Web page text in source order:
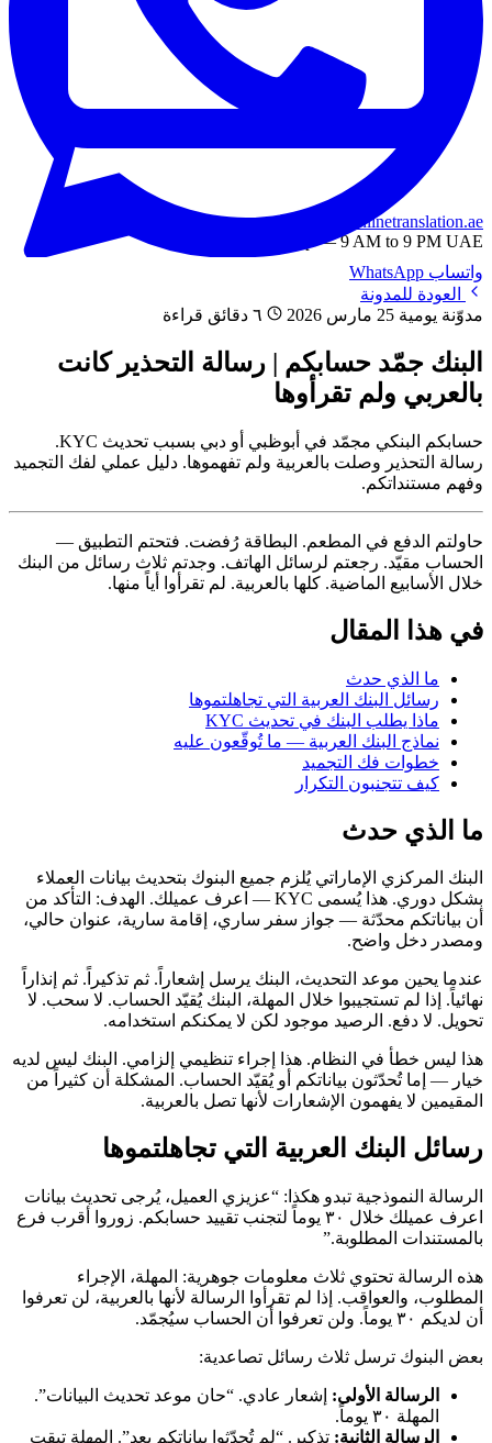
info@onlinetranslation.ae
WhatsApp — 9 AM to 9 PM UAE
واتساب WhatsApp
العودة للمدونة
مدوّنة يومية 25 مارس 2026
البنك جمّد حسابكم | رسالة التحذير كانت
بالعربي ولم تقرأوها
حسابكم البنكي مجمّد في أبوظبي أو دبي بسبب تحديث KYC.
رسالة التحذير وصلت بالعربية ولم تفهموها. دليل عملي لفك التجميد
وفهم مستنداتكم.
حاولتم الدفع في المطعم. البطاقة رُفضت. فتحتم التطبيق —
الحساب مقيّد. رجعتم لرسائل الهاتف. وجدتم ثلاث رسائل من البنك
خلال الأسابيع الماضية. كلها بالعربية. لم تقرأوا أياً منها.
في هذا المقال
ما الذي حدث
رسائل البنك العربية التي تجاهلتموها
ماذا يطلب البنك في تحديث KYC
نماذج البنك العربية — ما تُوقّعون عليه
خطوات فك التجميد
كيف تتجنبون التكرار
ما الذي حدث
البنك المركزي الإماراتي يُلزم جميع البنوك بتحديث بيانات العملاء
بشكل دوري. هذا يُسمى KYC — اعرف عميلك. الهدف: التأكد من
أن بياناتكم محدّثة — جواز سفر ساري، إقامة سارية، عنوان حالي،
ومصدر دخل واضح.
عندما يحين موعد التحديث، البنك يرسل إشعاراً. ثم تذكيراً. ثم إنذاراً
نهائياً. إذا لم تستجيبوا خلال المهلة، البنك يُقيّد الحساب. لا سحب. لا
تحويل. لا دفع. الرصيد موجود لكن لا يمكنكم استخدامه.
هذا ليس خطأ في النظام. هذا إجراء تنظيمي إلزامي. البنك ليس لديه
خيار — إما تُحدّثون بياناتكم أو يُقيّد الحساب. المشكلة أن كثيراً من
المقيمين لا يفهمون الإشعارات لأنها تصل بالعربية.
رسائل البنك العربية التي تجاهلتموها
الرسالة النموذجية تبدو هكذا: “عزيزي العميل، يُرجى تحديث بيانات
اعرف عميلك خلال ٣٠ يوماً لتجنب تقييد حسابكم. زوروا أقرب فرع
بالمستندات المطلوبة.”
هذه الرسالة تحتوي ثلاث معلومات جوهرية: المهلة، الإجراء
المطلوب، والعواقب. إذا لم تقرأوا الرسالة لأنها بالعربية، لن تعرفوا
أن لديكم ٣٠ يوماً. ولن تعرفوا أن الحساب سيُجمّد.
بعض البنوك ترسل ثلاث رسائل تصاعدية:
الرسالة الأولى: إشعار عادي. “حان موعد تحديث البيانات”.
المهلة ٣٠ يوماً.
الرسالة الثانية: تذكير. “لم تُحدّثوا بياناتكم بعد”. المهلة تبقت